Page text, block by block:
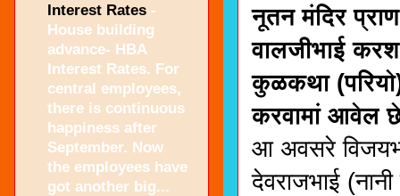
नूतन मंदिर प्राण
वालजीभाई
कुळकथा (परियो)
करवामां आवेल
आ अवसरे
देवराजभाई
Interest Rates -
House building
advance- HBA
Interest Rates. For
central employees,
there is continuous
happiness after
September. Now
the employees have
got another big...